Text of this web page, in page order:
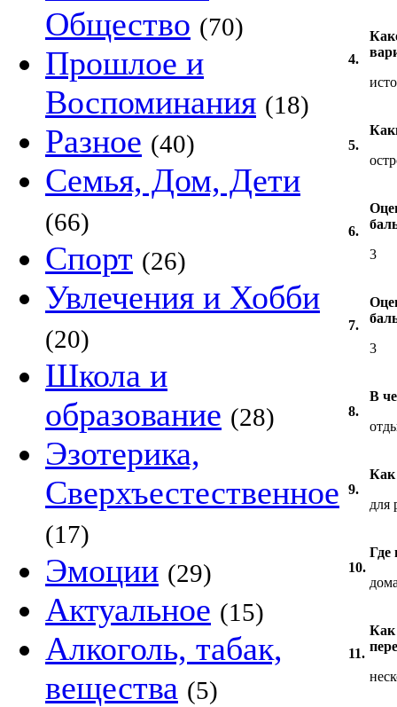
Общество (70)
Прошлое и
Воспоминания (18)
Разное (40)
Семья, Дом, Дети
(66)
Спорт (26)
Увлечения и Хобби
(20)
Школа и
образование (28)
Эзотерика,
Сверхъестественное
(17)
Эмоции (29)
Актуальное (15)
Алкоголь, табак,
вещества (5)
4.
5.
6.
3
7.
3
8.
В
9.
Как
для
10.
Где
11.
Как